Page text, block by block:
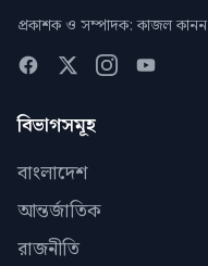
প্রকাশক ও সম্পাদক: কাজল কানন
বিভাগসমূহ
বাংলাদেশ
আন্তর্জাতিক
রাজনীতি